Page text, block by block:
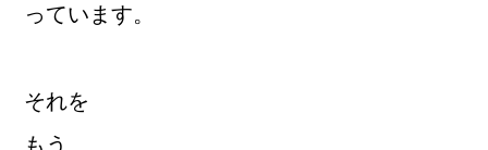
っています。
それを
もう